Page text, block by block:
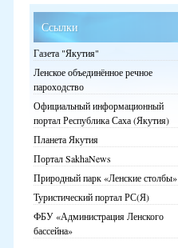
Ссылки
Газета "Якутия"
Ленское объединённое речное
пароходство
Официальный информационный
портал Республика Саха (Якутия)
Планета Якутия
Портал SakhaNews
Природный парк «Ленские столбы»
Туристический портал РС(Я)
ФБУ «Администрация Ленского
бассейна»